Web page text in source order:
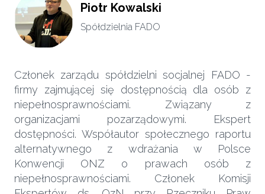
Piotr Kowalski
Spółdzielnia FADO
Członek zarządu spółdzielni socjalnej FADO -
firmy zajmującej się dostępnością dla osób z
niepełnosprawnościami. Związany z
organizacjami pozarządowymi. Ekspert
dostępności. Współautor społecznego raportu
alternatywnego z wdrażania w Polsce
Konwencji ONZ o prawach osób z
niepełnosprawnościami. Członek Komisji